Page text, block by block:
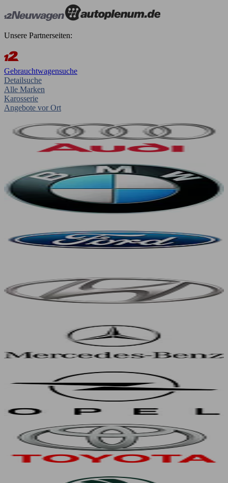
Unsere Partnerseiten:
Gebrauchtwagensuche
Detailsuche
Alle Marken
Karosserie
Angebote vor Ort